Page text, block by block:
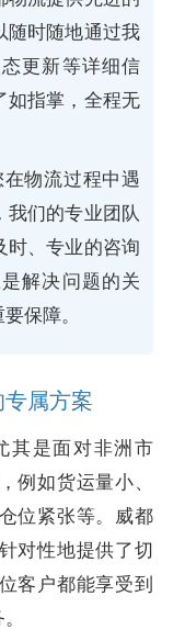
随时随地通过我
更新等详细信
如指掌，全程无
在物流过程中遇
们的专业团队
时、专业的咨询
解决问题的关
保障。
属方案
其是面对非洲市
例如货运量小、
位紧张等。威都
对性地提供了切
客户都能享受到